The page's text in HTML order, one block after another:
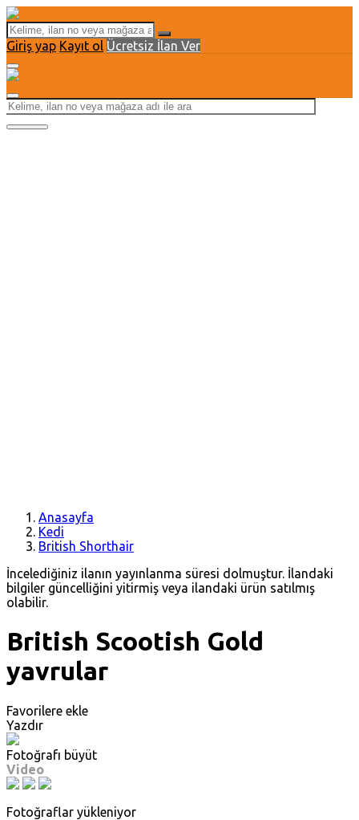
Giriş yap Kayıt ol Ücretsiz İlan Ver
Anasayfa
Kedi
British Shorthair
İncelediğiniz ilanın yayınlanma süresi dolmuştur. İlandaki
bilgiler güncelliğini yitirmiş veya ilandaki ürün satılmış
olabilir.
British Scootish Gold
yavrular
Favorilere ekle
Yazdır
Fotoğrafı büyüt
Video
Fotoğraflar yükleniyor